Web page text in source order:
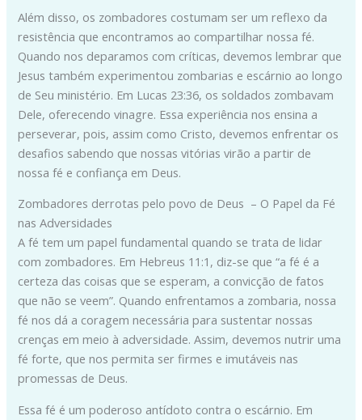
Além disso, os zombadores costumam ser um reflexo da
resistência que encontramos ao compartilhar nossa fé.
Quando nos deparamos com críticas, devemos lembrar que
Jesus também experimentou zombarias e escárnio ao longo
de Seu ministério. Em Lucas 23:36, os soldados zombavam
Dele, oferecendo vinagre. Essa experiência nos ensina a
perseverar, pois, assim como Cristo, devemos enfrentar os
desafios sabendo que nossas vitórias virão a partir de
nossa fé e confiança em Deus.
Zombadores derrotas pelo povo de Deus – O Papel da Fé
nas Adversidades
A fé tem um papel fundamental quando se trata de lidar
com zombadores. Em Hebreus 11:1, diz-se que “a fé é a
certeza das coisas que se esperam, a convicção de fatos
que não se veem”. Quando enfrentamos a zombaria, nossa
fé nos dá a coragem necessária para sustentar nossas
crenças em meio à adversidade. Assim, devemos nutrir uma
fé forte, que nos permita ser firmes e imutáveis nas
promessas de Deus.
Essa fé é um poderoso antídoto contra o escárnio. Em